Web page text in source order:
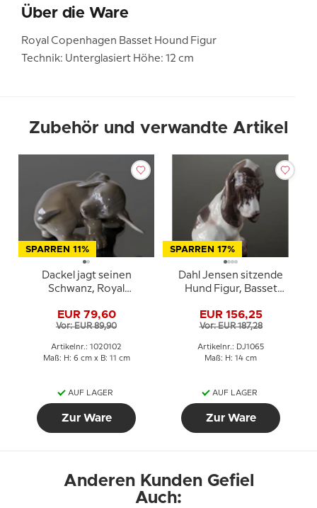
Über die Ware
Royal Copenhagen Basset Hound Figur
Technik: Unterglasiert Höhe: 12 cm
Zubehör und verwandte Artikel
SPARREN 11%
Dackel jagt seinen
Schwanz, Royal
1407 oder 102
EUR 79,60
Vor: EUR 89,90
Artikelnr.: 1020102
Maß: H: 6 cm x B: 11 cm
AUF LAGER
Zur Ware
SPARREN 17%
Dahl Jensen sitzende
Hund Figur, Basset
EUR 156,25
Vor: EUR 187,28
Artikelnr.: DJ1065
Maß: H: 14 cm
AUF LAGER
Zur Ware
Anderen Kunden Gefiel
Auch: